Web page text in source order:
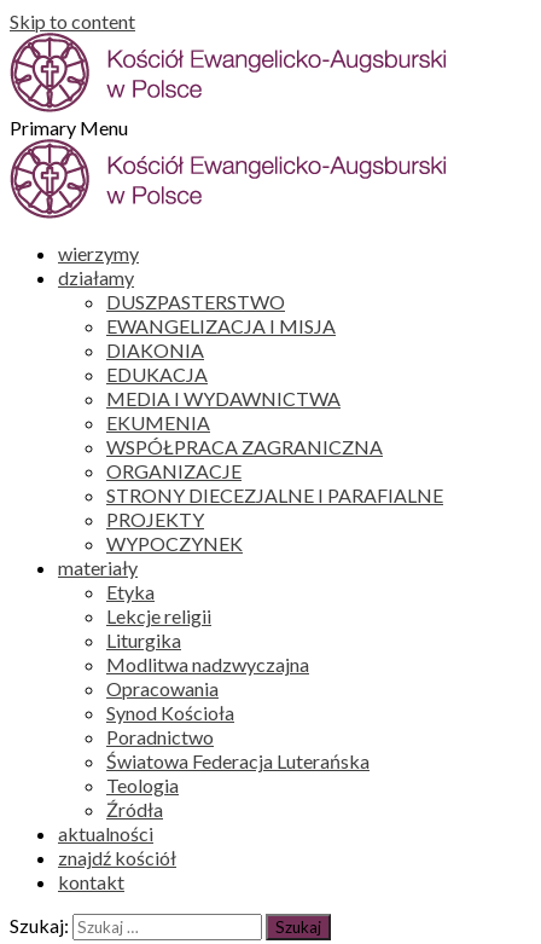
Skip to content
Primary Menu
wierzymy
działamy
DUSZPASTERSTWO
EWANGELIZACJA I MISJA
DIAKONIA
EDUKACJA
MEDIA I WYDAWNICTWA
EKUMENIA
WSPÓŁPRACA ZAGRANICZNA
ORGANIZACJE
STRONY DIECEZJALNE I PARAFIALNE
PROJEKTY
WYPOCZYNEK
materiały
Etyka
Lekcje religii
Liturgika
Modlitwa nadzwyczajna
Opracowania
Synod Kościoła
Poradnictwo
Światowa Federacja Luterańska
Teologia
Źródła
aktualności
znajdź kościół
kontakt
Szukaj: